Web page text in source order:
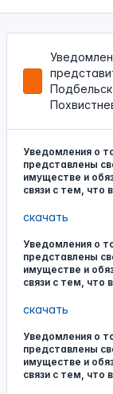
Уведомления о
представлены
имуществе и
связи с тем, что
скачать
Уведомления о
представлены
имуществе и
связи с тем, что
скачать
Уведомления о
представлены
имуществе и
связи с тем, что